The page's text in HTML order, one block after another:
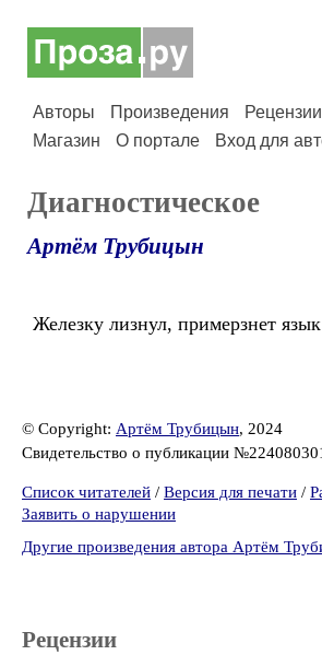
Авторы Произведения Рецензии
Магазин
О портале Вход для
Диагностическое
Артём Трубицын
Железку лизнул, примерзнет
© Copyright: Артём Трубицын, 2024
Свидетельство о публикации
Список читателей / Версия для печати /
Заявить о нарушении
Другие произведения автора Артём
Рецензии